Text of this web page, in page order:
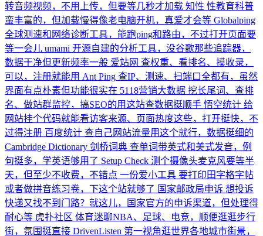
转音频视频，不用上传，但要等几秒才加载 知性 性教育科普
蛮丰富的，但加载慢得像老电脑开机，真爱才会等 Globalping
全球测速和网络诊断工具，能跑ping和路由，不过打开页面要
等一会儿 umami 开源自建的分析工具，没谷歌那些追踪器，
数据干净但更新频率一般 爱站网 查权重、看排名、摸收录，
可以，注册就能用 Ant Ping 查IP、测速、扫端口全都有，虽然
界面有点朴素但功能很实在 5118营销大数据 挖长尾词、查排
名、做站群监控，搞SEO的用这站查数据挺顺手 悟空统计 给
网站挂个代码就能看访客来源、页面热度这些，打开挺快，不
过得注册 百度统计 查自己网站流量用这个就行，数据挺细的
Cambridge Dictionary 剑桥词典 查单词带英式和美式发音，例
句挺多，学英语够用了 Setup Check 测个摄像头麦克风要等半
天，但至少不收费，不错点 一份爱小工具 要打印田字格字帖
或者做拼音练习卷，下这个站就够了 国家邮政局申诉 想投诉
快递又找不到门路？就这儿，国家官方的申诉渠道，但处理得
耐心等 虎扑社区 体育迷聊NBA、足球、电竞，顺便逛逛步行
街，氛围挺直接 DrivenListen 第一视角逛世界各地城市街景，